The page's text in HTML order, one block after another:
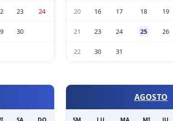
23 24
30
20 16 17 18 19
21 23 24 25 26
22 30 31
AGOSTO